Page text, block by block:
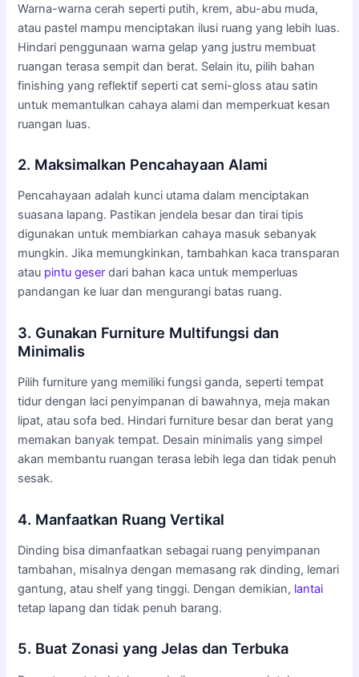
Warna-warna cerah seperti putih, krem, abu-abu muda,
atau pastel mampu menciptakan ilusi ruang yang lebih luas.
Hindari penggunaan warna gelap yang justru membuat
ruangan terasa sempit dan berat. Selain itu, pilih bahan
finishing yang reflektif seperti cat semi-gloss atau satin
untuk memantulkan cahaya alami dan memperkuat kesan
ruangan luas.
2. Maksimalkan Pencahayaan Alami
Pencahayaan adalah kunci utama dalam menciptakan
suasana lapang. Pastikan jendela besar dan tirai tipis
digunakan untuk membiarkan cahaya masuk sebanyak
mungkin. Jika memungkinkan, tambahkan kaca transparan
atau pintu geser dari bahan kaca untuk memperluas
pandangan ke luar dan mengurangi batas ruang.
3. Gunakan Furniture Multifungsi dan
Minimalis
Pilih furniture yang memiliki fungsi ganda, seperti tempat
tidur dengan laci penyimpanan di bawahnya, meja makan
lipat, atau sofa bed. Hindari furniture besar dan berat yang
memakan banyak tempat. Desain minimalis yang simpel
akan membantu ruangan terasa lebih lega dan tidak penuh
sesak.
4. Manfaatkan Ruang Vertikal
Dinding bisa dimanfaatkan sebagai ruang penyimpanan
tambahan, misalnya dengan memasang rak dinding, lemari
gantung, atau shelf yang tinggi. Dengan demikian, lantai
tetap lapang dan tidak penuh barang.
5. Buat Zonasi yang Jelas dan Terbuka